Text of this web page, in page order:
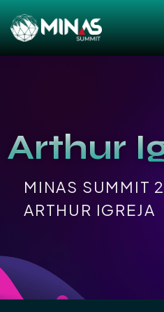
Arthur
MINAS SUMMIT
ARTHUR IGREJA